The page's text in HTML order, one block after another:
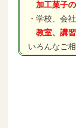
加工菓子
・学校、会
教室、講
いろんなご相